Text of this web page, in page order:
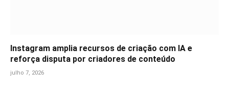
Instagram amplia recursos de criação com IA e
reforça disputa por criadores de conteúdo
julho 7, 2026